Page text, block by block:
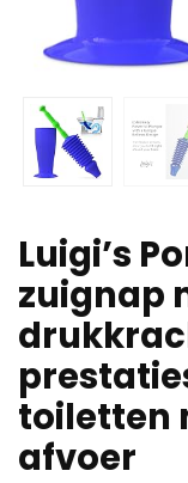
Luigi’s
zuignap
toiletten
afvoer